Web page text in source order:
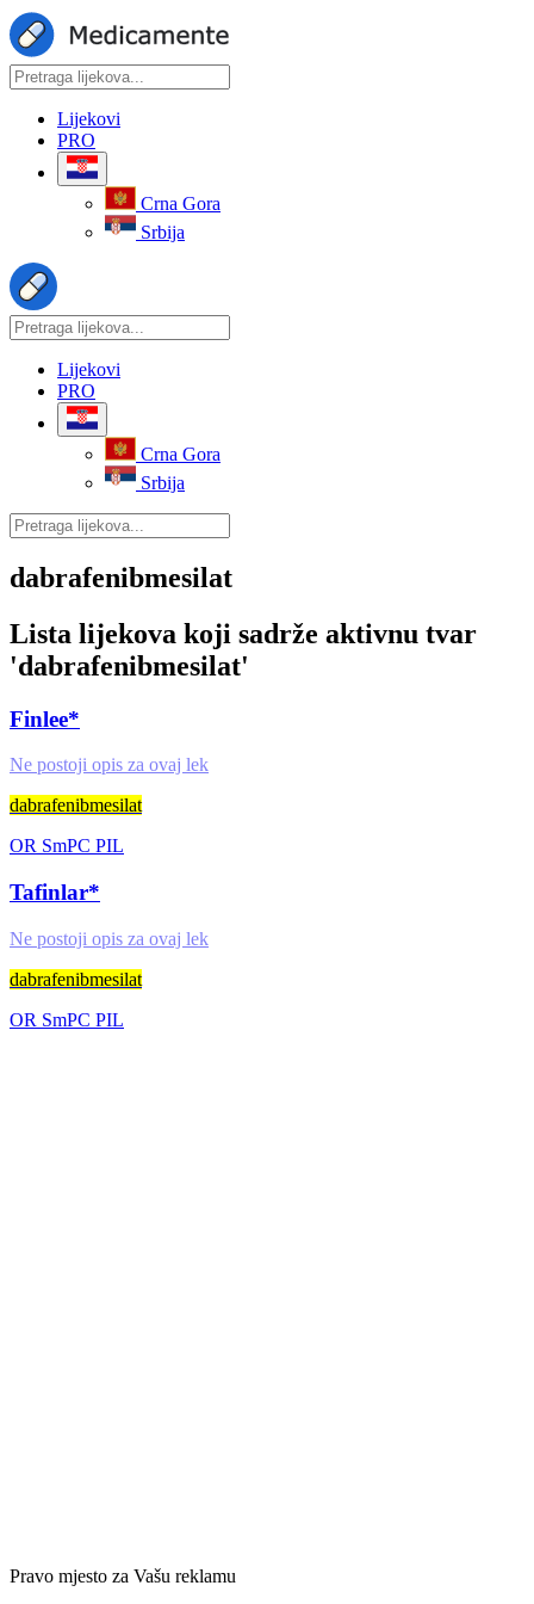
Lijekovi
PRO
Crna Gora
Srbija
Lijekovi
PRO
Crna Gora
Srbija
dabrafenibmesilat
Lista lijekova koji sadrže aktivnu tvar
'dabrafenibmesilat'
Finlee*
Ne postoji opis za ovaj lek
dabrafenibmesilat
OR SmPC PIL
Tafinlar*
Ne postoji opis za ovaj lek
dabrafenibmesilat
OR SmPC PIL
Pravo mjesto za Vašu reklamu